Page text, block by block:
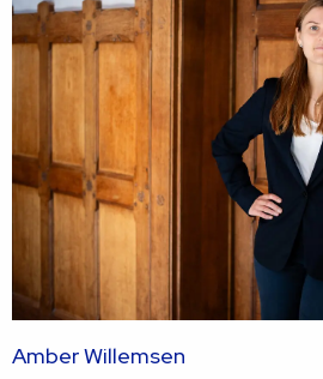
Amber Willemsen